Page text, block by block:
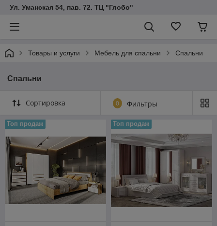
Ул. Уманская 54, пав. 72. ТЦ "Глобо"
Товары и услуги Мебель для спальни Спальни
Спальни
Сортировка 0 Фильтры
Топ продаж Топ продаж